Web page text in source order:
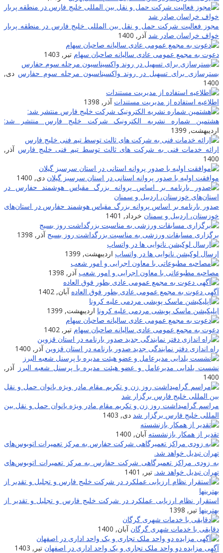
مجوز فعالیت شرکت حمل و نقل بین المللی خلیج فارس در منطقه پربار
خواف خراسان صادر شد آذر, 1400
دعوت به مجمع عمومی عادی سالیانه صاحبان سهام تیر, 1403
بسترسازی برای تسهیل در روند واکسیناسیون مرحله سوم حفارس دی,
1400
اطلاعیه استفاده از مدیریت مستندات آذر, 1398
هشتمین شماره نشریه الکترونیک شرکت خلیج فارس منتشر شد:
اردیبهشت, 1399
ارائه خدمات فنی به شرکت های ثالث توسط تیم فنی خلیج فارس آذر,
1400
موافقت اولیه با صدور پروانه استانی در استان سرسبز گیلان دی, 1400
صدور بارنامه بر اساس پروانه بزرگ مقیاس هوشمند حفارس در استان‌های
خوزستان، اردبیل و سمنان خرداد, 1401
برگزاری مسابقات ورزشی به مناسبت بزرگداشت روز بسیج آذر, 1398
ارسال لوکیشن نانوایی ها در واتساپ اردیبهشت, 1399
مصاحبه مطبوعاتی با معاون اجرایی و امور شعب آذر, 1398
آگهی دعوت به مجمع عمومی عادی بطور فوق العاده آبان, 1402
اپلیکیشن ماسک پویشی مردمی علیه کرونا اردیبهشت, 1399
دعوت به مجمع عمومی عادی سالیانه صاحبان سهام تیر, 1402
راه اندازی دفتر نمایندگی جدید صدور بارنامه در استان قزوین آذر, 1400
نشست یلدایی مدیرعامل و عضو هیئت مدیره با پرسنل شعبه البرز آذر,
1400
مراسم گرامیداشت روز زن و تکریم مقام مادر ویژه بانوان حمل و نقل بین
المللی خلیج فارس برگزار شد دی, 1403
تقدیر از همکار بازنشسته آبان, 1400
به زودی مراکز تعمیرگاهی شرکت حفارس به مرکز تعمیرات اتوبوس‌های
تهران تبدیل خواهد شد. تیر, 1401
استقرار نظام ارزیابی عملکرد در شرکت خلیج فارس و تجلیل و تقدیر از
بهترینها تیر, 1398
دقایقی با خدمات شهری گرگان آبان, 1400
آگهی مزایده دو واحد ملک تجاری و یک واحد اداری در اصفهان تیر, 1403